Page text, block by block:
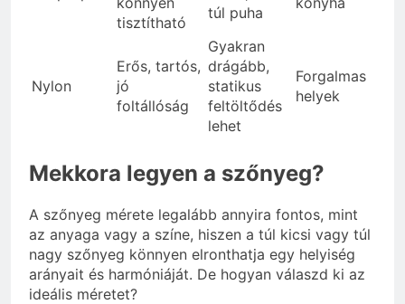
tisztítható
túl puha
Nylon
Erős, tartós,
jó
foltállóság
Gyakran
drágább,
statikus
feltöltődés
lehet
Forgalmas
helyek
Mekkora legyen a szőnyeg?
A szőnyeg mérete legalább annyira fontos, mint
az anyaga vagy a színe, hiszen a túl kicsi vagy túl
nagy szőnyeg könnyen elronthatja egy helyiség
arányait és harmóniáját. De hogyan válaszd ki az
ideális méretet?